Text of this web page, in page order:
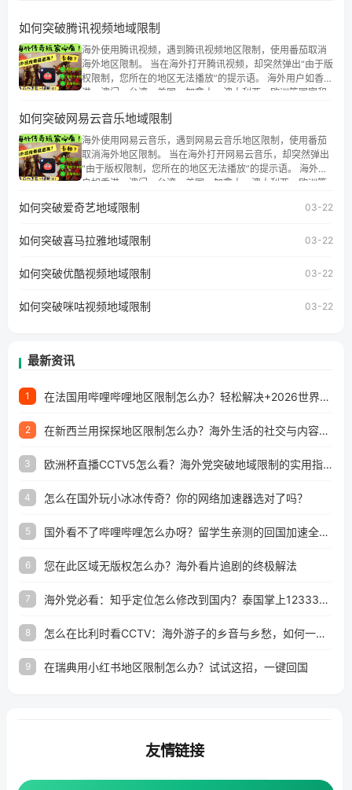
如何突破腾讯视频地域限制
海外使用腾讯视频，遇到腾讯视频地区限制，使用番茄取消
海外地区限制。 当在海外打开腾讯视频，却突然弹出“由于版
权限制，您所在的地区无法播放”的提示语。 海外用户如香
港、澳门、台湾、美国、加拿大、澳大利亚、欧洲等国家和
权限制问题，且仅能在中国大陆地区播放。 遇到这个问题的
朋友们，使用番茄回国加速器，即可解决「海外用户收听腾
讯视频地区版权限制」的问题，无论人在香港、澳门、台
湾、美国、加拿大、澳大利亚、欧洲等国家和地区工作、留
学、定居等，都可以使用，不再因地区和版权限制所困扰。
如何突破网易云音乐地域限制
海外使用网易云音乐，遇到网易云音乐地区限制，使用番茄
取消海外地区限制。 当在海外打开网易云音乐，却突然弹出
“由于版权限制，您所在的地区无法播放”的提示语。 海外用
户如香港、澳门、台湾、美国、加拿大、澳大利亚、欧洲等
地区及版权限制问题，且仅能在中国大陆地区播放。 遇到这
户收听网易云音乐地区版权限制」的问题，无论人在香港、
工作、留学、定居等，都可以使用，不再因地区和版权限制
所困扰。
如何突破爱奇艺地域限制 03-22
如何突破喜马拉雅地域限制 03-22
如何突破优酷视频地域限制 03-22
如何突破咪咕视频地域限制 03-22
最新资讯
1 在法国用哔哩哔哩地区限制怎么办？轻松解决+2026世界杯看球攻略
2 在新西兰用探探地区限制怎么办？海外生活的社交与内容之困
3 欧洲杯直播CCTV5怎么看？海外党突破地域限制的实用指南
4 怎么在国外玩小冰冰传奇？你的网络加速器选对了吗？
5 国外看不了哔哩哔哩怎么办呀？留学生亲测的回国加速全攻略（含酷我音乐渤海银行解决方法）
6 您在此区域无版权怎么办？海外看片追剧的终极解法
7 海外党必看：知乎定位怎么修改到国内？泰国掌上12333、印度天府通难题全解决！
8 怎么在比利时看CCTV：海外游子的乡音与乡愁，如何一键连接？
9 在瑞典用小红书地区限制怎么办？试试这招，一键回国
友情链接